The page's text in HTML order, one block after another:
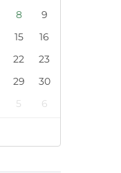
8
9
15
16
22
23
29
30
5 6